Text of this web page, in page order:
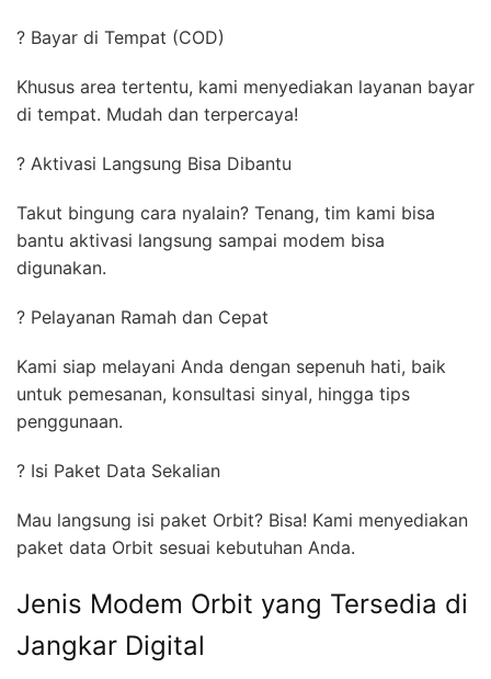
? Bayar di Tempat (COD)
Khusus area tertentu, kami menyediakan layanan bayar
di tempat. Mudah dan terpercaya!
? Aktivasi Langsung Bisa Dibantu
Takut bingung cara nyalain? Tenang, tim kami bisa
bantu aktivasi langsung sampai modem bisa
digunakan.
? Pelayanan Ramah dan Cepat
Kami siap melayani Anda dengan sepenuh hati, baik
untuk pemesanan, konsultasi sinyal, hingga tips
penggunaan.
? Isi Paket Data Sekalian
Mau langsung isi paket Orbit? Bisa! Kami menyediakan
paket data Orbit sesuai kebutuhan Anda.
Jenis Modem Orbit yang Tersedia di
Jangkar Digital